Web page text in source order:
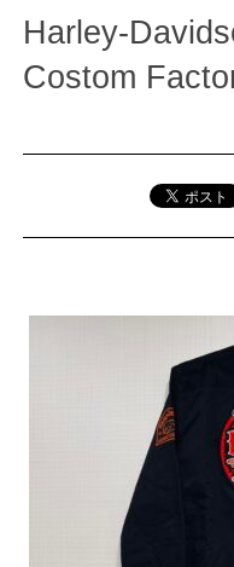
Harley-
Costom